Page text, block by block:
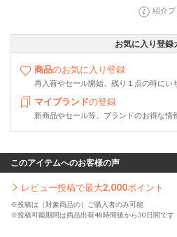
紹介
お気に入り登録
商品のお気に入り登録
再入荷やセール開始、残り１点の時にい
マイブランドの登録
新商品やセール等、ブランドのお得な情
このアイテムへのお客様の声
レビュー投稿で最大2,000ポイント
※投稿は（対象商品の）ご購入者のみ可能
※投稿可能期間は商品出荷48時間後から30日間です